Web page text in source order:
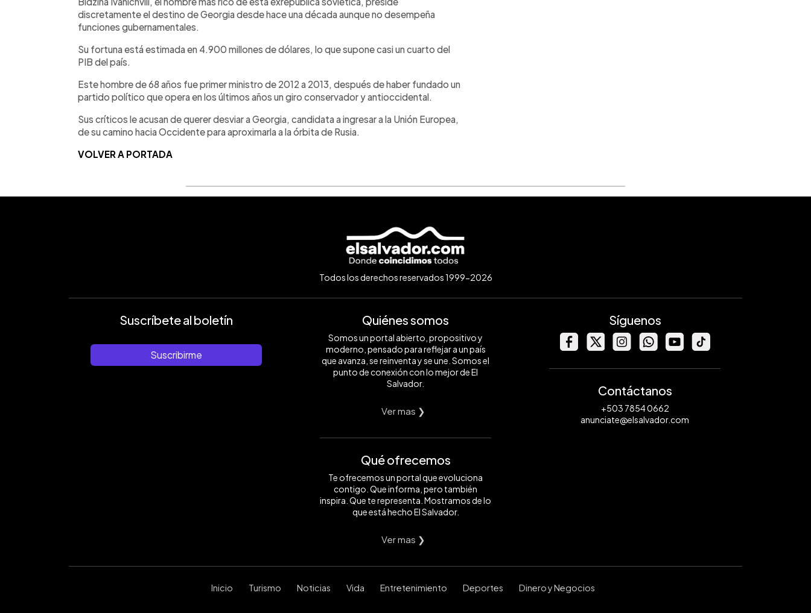
discretamente el destino de Georgia desde hace una década aunque no desempeña
funciones gubernamentales.
Su fortuna está estimada en 4.900 millones de dólares, lo que supone casi un cuarto del
PIB del país.
Este hombre de 68 años fue primer ministro de 2012 a 2013, después de haber fundado un
partido político que opera en los últimos años un giro conservador y antioccidental.
Sus críticos le acusan de querer desviar a Georgia, candidata a ingresar a la Unión Europea,
de su camino hacia Occidente para aproximarla a la órbita de Rusia.
VOLVER A PORTADA
Todos los derechos reservados 1999-2026
Suscríbete al boletín
Suscribirme
Quiénes somos
Somos un portal abierto, propositivo y
moderno, pensado para reflejar a un país
que avanza, se reinventa y se une. Somos el
punto de conexión con lo mejor de El
Salvador.
Ver mas ❯
Qué ofrecemos
Te ofrecemos un portal que evoluciona
contigo. Que informa, pero también
inspira. Que te representa. Mostramos de lo
que está hecho El Salvador.
Ver mas ❯
Síguenos
Contáctanos
+503 7854 0662
anunciate@elsalvador.com
Inicio Turismo Noticias Vida Entretenimiento Deportes Dinero y Negocios